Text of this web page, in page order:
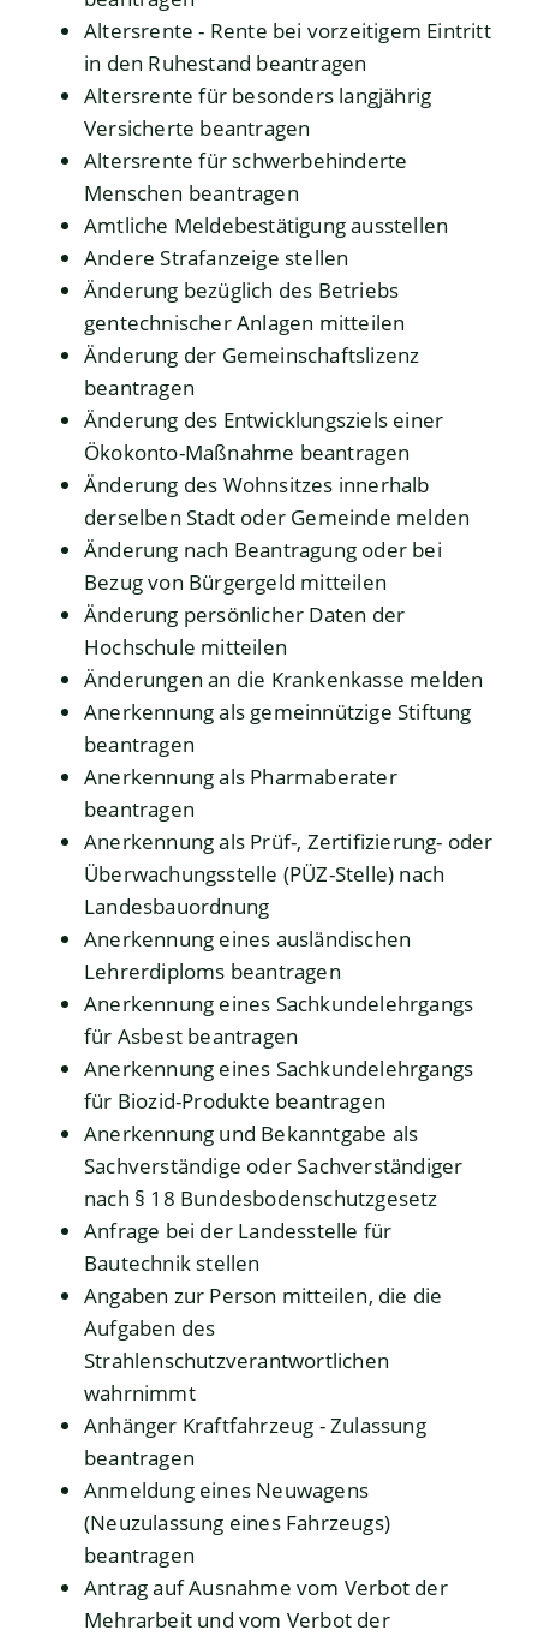
Altersrente - Rente bei vorzeitigem Eintritt
in den Ruhestand beantragen
Altersrente für besonders langjährig
Versicherte beantragen
Altersrente für schwerbehinderte
Menschen beantragen
Amtliche Meldebestätigung ausstellen
Andere Strafanzeige stellen
Änderung bezüglich des Betriebs
gentechnischer Anlagen mitteilen
Änderung der Gemeinschaftslizenz
beantragen
Änderung des Entwicklungsziels einer
Ökokonto-Maßnahme beantragen
Änderung des Wohnsitzes innerhalb
derselben Stadt oder Gemeinde melden
Änderung nach Beantragung oder bei
Bezug von Bürgergeld mitteilen
Änderung persönlicher Daten der
Hochschule mitteilen
Änderungen an die Krankenkasse melden
Anerkennung als gemeinnützige Stiftung
beantragen
Anerkennung als Pharmaberater
beantragen
Anerkennung als Prüf-, Zertifizierung- oder
Überwachungsstelle (PÜZ-Stelle) nach
Landesbauordnung
Anerkennung eines ausländischen
Lehrerdiploms beantragen
Anerkennung eines Sachkundelehrgangs
für Asbest beantragen
Anerkennung eines Sachkundelehrgangs
für Biozid-Produkte beantragen
Anerkennung und Bekanntgabe als
Sachverständige oder Sachverständiger
nach § 18 Bundesbodenschutzgesetz
Anfrage bei der Landesstelle für
Bautechnik stellen
Angaben zur Person mitteilen, die die
Aufgaben des
Strahlenschutzverantwortlichen
wahrnimmt
Anhänger Kraftfahrzeug - Zulassung
beantragen
Anmeldung eines Neuwagens
(Neuzulassung eines Fahrzeugs)
beantragen
Antrag auf Ausnahme vom Verbot der
Mehrarbeit und vom Verbot der